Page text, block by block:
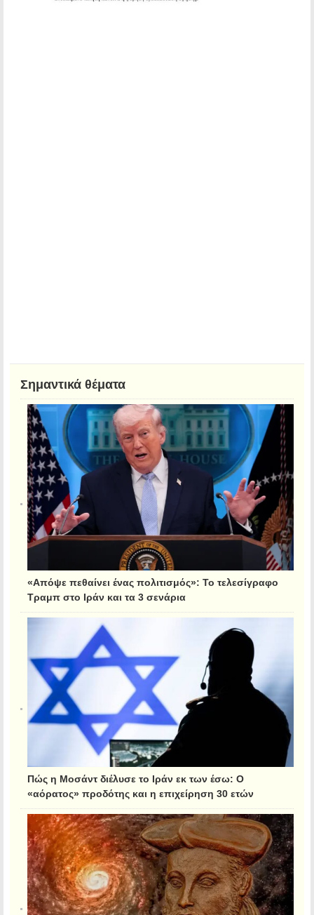
Σημαντικά θέματα
«Απόψε πεθαίνει ένας πολιτισμός»: Το τελεσίγραφο
Τραμπ στο Ιράν και τα 3 σενάρια
Πώς η Μοσάντ διέλυσε το Ιράν εκ των έσω: Ο
«αόρατος» προδότης και η επιχείρηση 30 ετών